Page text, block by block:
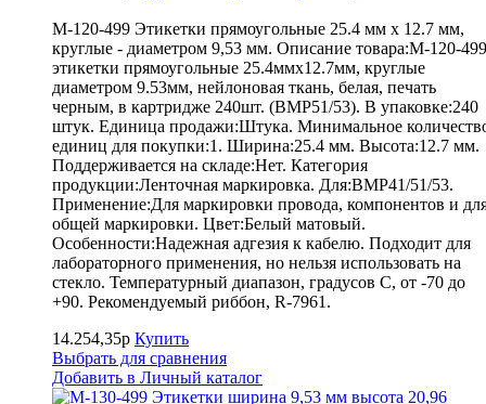
M-120-499 Этикетки прямоугольные 25.4 мм х 12.7 мм,
круглые - диаметром 9,53 мм. Описание товара:M-120-499
этикетки прямоугольные 25.4ммх12.7мм, круглые
диаметром 9.53мм, нейлоновая ткань, белая, печать
черным, в картридже 240шт. (BMP51/53). В упаковке:240
штук. Единица продажи:Штука. Минимальное
единиц для покупки:1. Ширина:25.4 мм. Высота:12.7 мм.
Поддерживается на складе:Нет. Категория
продукции:Ленточная маркировка. Для:BMP41/51/53.
Применение:Для маркировки провода, компонентов и
общей маркировки. Цвет:Белый матовый.
Особенности:Надежная адгезия к кабелю. Подходит для
лабораторного применения, но нельзя использовать на
стекло. Температурный диапазон, градусов С, от -70 до
+90. Рекомендуемый риббон, R-7961.
14.254,35р Купить
Выбрать для сравнения
Добавить в Личный каталог